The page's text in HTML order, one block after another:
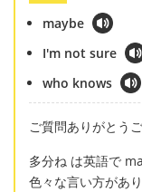
maybe
I'm not sure
who knows
ご質問ありがとう
多分ね は英語で
色々な言い方があ